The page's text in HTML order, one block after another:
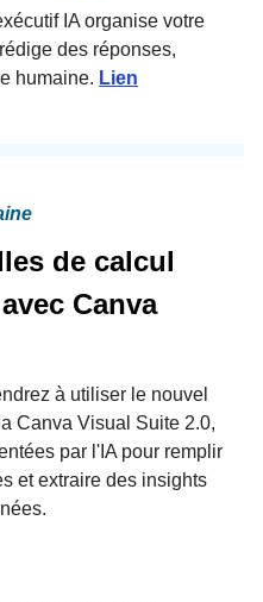
IA organise votre
des réponses,
humaine. Lien
de calcul
Canva
à utiliser le nouvel
Canva Visual Suite 2.0,
par l'IA pour remplir
et extraire des insights